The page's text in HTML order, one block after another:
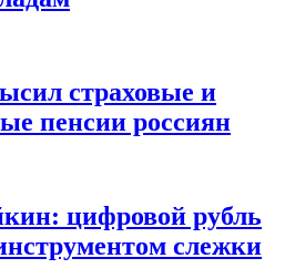
страховые и
пенсии россиян
цифровой рубль
слежки